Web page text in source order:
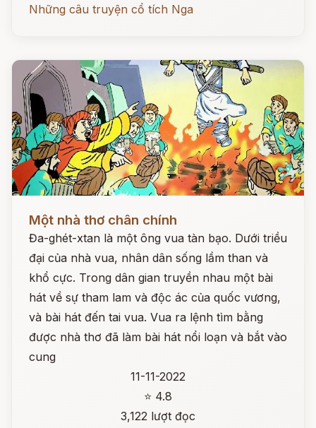
Những câu truyện cổ tích Nga
Một nhà thơ chân chính
Đa-ghét-xtan là một ông vua tàn bạo. Dưới triều
đại của nhà vua, nhân dân sống lầm than và
khổ cực. Trong dân gian truyền nhau một bài
hát về sự tham lam và độc ác của quốc vương,
và bài hát đến tai vua. Vua ra lệnh tìm bằng
được nhà thơ đã làm bài hát nổi loạn và bắt vào
cung
11-11-2022
⭐ 4.8
3,122 lượt đọc